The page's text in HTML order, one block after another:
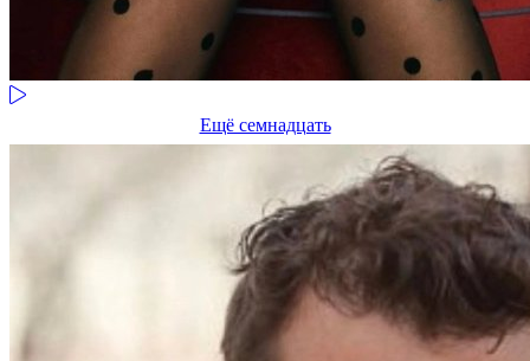
Ещё семнадцать